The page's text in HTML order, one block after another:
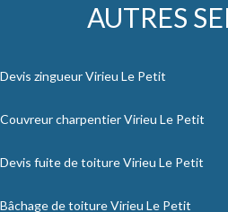
AUTRES
Devis zingueur Virieu Le Petit
Couvreur charpentier Virieu Le Petit
Devis fuite de toiture Virieu Le Petit
Bâchage de toiture Virieu Le Petit